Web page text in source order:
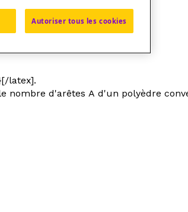
latex].
nombre d'arêtes A d'un polyèdre
Autoriser tous les cookies